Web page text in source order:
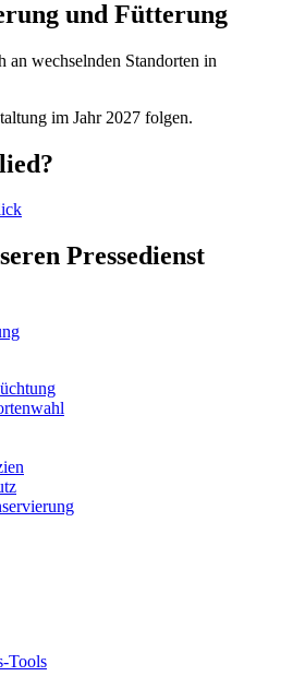
und Fütterung
wechselnden Standorten in
im Jahr 2027 folgen.
Pressedienst
Tools